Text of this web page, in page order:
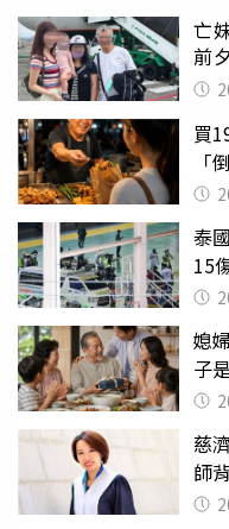
亡
前
買
泰
15
媳
子
慈
師